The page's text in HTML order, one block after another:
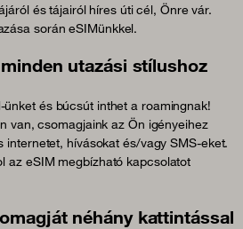
és tájairól híres úti cél, Önre vár.
során eSIMünkkel.
utazási stílushoz
ünket és búcsút inthet a roamingnak!
van, csomagjaink az Ön igényeihez
internetet, hívásokat és/vagy SMS-eket.
az eSIM megbízható kapcsolatot
néhány kattintással